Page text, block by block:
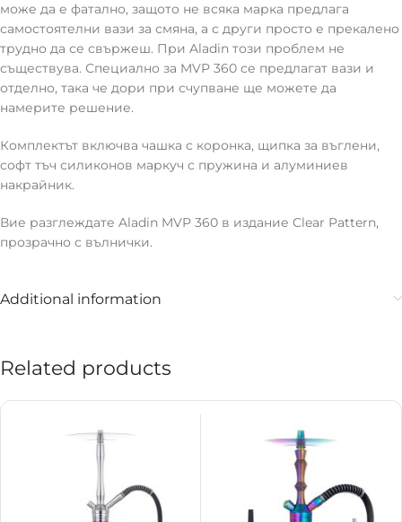
може да е фатално, защото не всяка марка предлага
самостоятелни вази за смяна, а с други просто е прекалено
трудно да се свържеш. При Aladin този проблем не
съществува. Специално за MVP 360 се предлагат вази и
отделно, така че дори при счупване ще можете да
намерите решение.
Комплектът включва чашка с коронка, щипка за въглени,
софт тъч силиконов маркуч с пружина и алуминиев
накрайник.
Вие разглеждате Aladin MVP 360 в издание Clear Pattern,
прозрачно с вълнички.
Additional information
Related products